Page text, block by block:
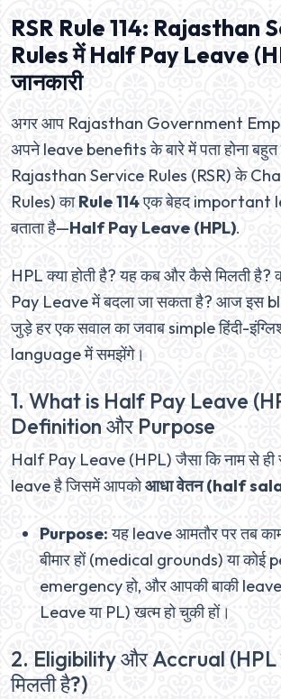
RSR Rule 114: Rajasthan
Rules में Half Pay Leave
जानकारी
अगर आप Rajasthan Government
अपने leave benefits के बारे में पता होना
Rajasthan Service Rules (RSR) के
Rules) काRule 114एक बेहद important
बताता है—Half Pay Leave (HPL).
HPL क्या होती है? यह कब और कैसे मिलती है?
Pay Leave में बदला जा सकता है? आज इस
जुड़े हर एक सवाल का जवाब simple हिंदी-
language में समझेंगे।
1. What is Half Pay Leave
Definition और Purpose
Half Pay Leave (HPL) जैसा कि नाम से ही
leave है जिसमें आपकोआधा वेतन (half
Purpose:यह leave आमतौर पर तब
बीमार हों (medical grounds) या कोई
emergency हो, और आपकी बाकी
Leave या PL) खत्म हो चुकी हों।
2. Eligibility और Accrual (HPL
मिलती है?)